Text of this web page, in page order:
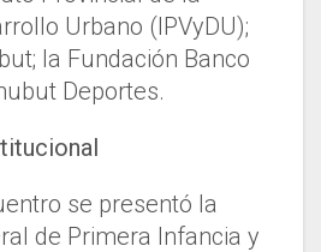
Urbano (IPVyDU);
la Fundación Banco
Deportes.
se presentó la
de Primera Infancia y